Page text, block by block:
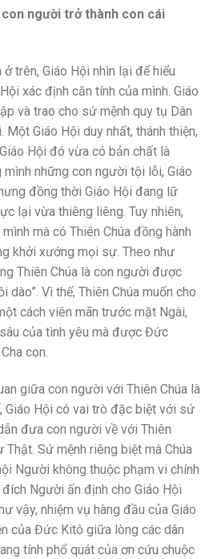
người trở thành con cái
trên, Giáo Hội nhìn lại để hiểu
xác định căn tính của mình. Giáo
và trao cho sứ mệnh quy tụ Dân
Một Giáo Hội duy nhất, thánh thiện,
Hội đó vừa có bản chất là
những con người tội lỗi, Giáo
đồng thời Giáo Hội đang lữ
lại vừa thiêng liêng. Tuy nhiên,
mà có Thiên Chúa đồng hành
khởi xướng mọi sự. Theo như
Thiên Chúa là con người được
Vì thế, Thiên Chúa muốn cho
cách viên mãn trước mặt Ngài,
của tình yêu mà được Đức
con.
giữa con người với Thiên Chúa là
Giáo Hội có vai trò đặc biệt với sứ
đưa con người về với Thiên
Thật. Sứ mệnh riêng biệt mà Chúa
Người không thuộc phạm vi chính
Người ấn định cho Giáo Hội
vậy, nhiệm vụ hàng đầu của Giáo
của Đức Kitô giữa lòng các dân
tính phổ quát của ơn cứu chuộc